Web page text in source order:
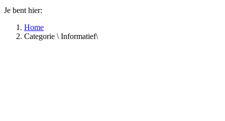
Je bent hier:
Home
Categorie \ Informatief\